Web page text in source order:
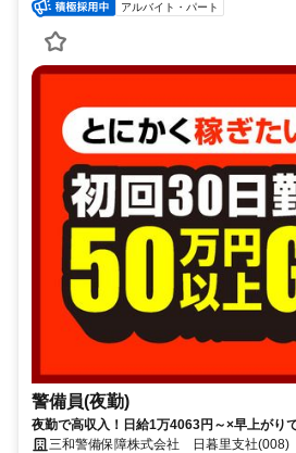
アルバイト・パート
警備員(夜勤)
夜勤で高収入！日給1万4063円～×早上がり
三和警備保障株式会社 日暮里支社(008)